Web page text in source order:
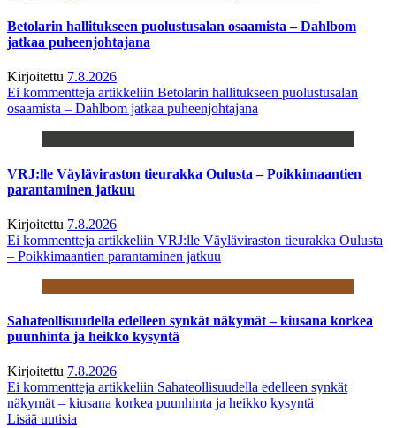
Betolarin hallitukseen puolustusalan osaamista – Dahlbom
jatkaa puheenjohtajana
Kirjoitettu 7.8.2026
Ei kommentteja artikkeliin Betolarin hallitukseen puolustusalan
osaamista – Dahlbom jatkaa puheenjohtajana
VRJ:lle Väyläviraston tieurakka Oulusta – Poikkimaantien
parantaminen jatkuu
Kirjoitettu 7.8.2026
Ei kommentteja artikkeliin VRJ:lle Väyläviraston tieurakka Oulusta
– Poikkimaantien parantaminen jatkuu
Sahateollisuudella edelleen synkät näkymät – kiusana korkea
puunhinta ja heikko kysyntä
Kirjoitettu 7.8.2026
Ei kommentteja artikkeliin Sahateollisuudella edelleen synkät
näkymät – kiusana korkea puunhinta ja heikko kysyntä
Lisää uutisia